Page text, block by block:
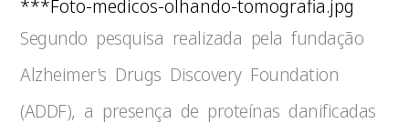
***Foto-medicos-olhando-tomografia.jpg
Segundo pesquisa realizada pela fundação
Alzheimer’s Drugs Discovery Foundation
(ADDF), a presença de proteínas danificadas